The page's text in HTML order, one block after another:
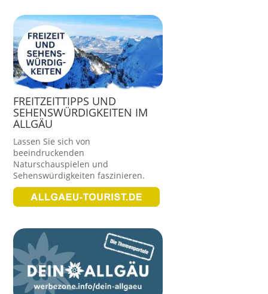
FREITZEITTIPPS UND
SEHENSWÜRDIGKEITEN IM
ALLGÄU
Lassen Sie sich von
beeindruckenden
Naturschauspielen und
Sehenswürdigkeiten faszinieren.